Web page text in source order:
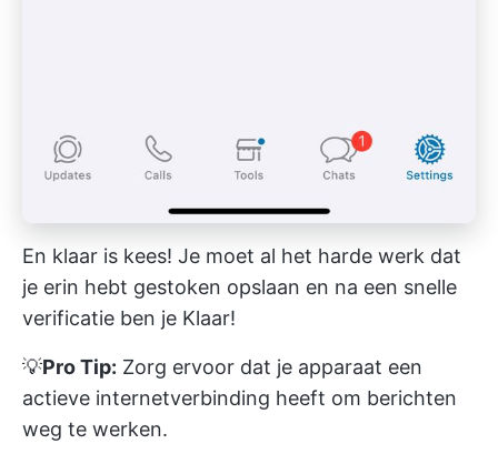
En klaar is kees! Je moet al het harde werk dat
je erin hebt gestoken opslaan en na een snelle
verificatie ben je Klaar!
💡Pro Tip: Zorg ervoor dat je apparaat een
actieve internetverbinding heeft om berichten
weg te werken.